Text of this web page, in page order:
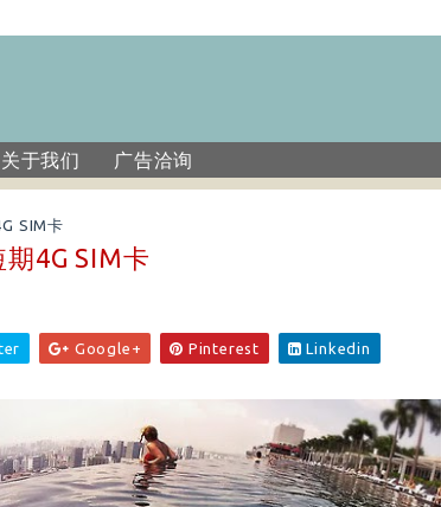
关于我们 广告洽询
SIM卡
4G SIM卡
Google+ Pinterest Linkedin